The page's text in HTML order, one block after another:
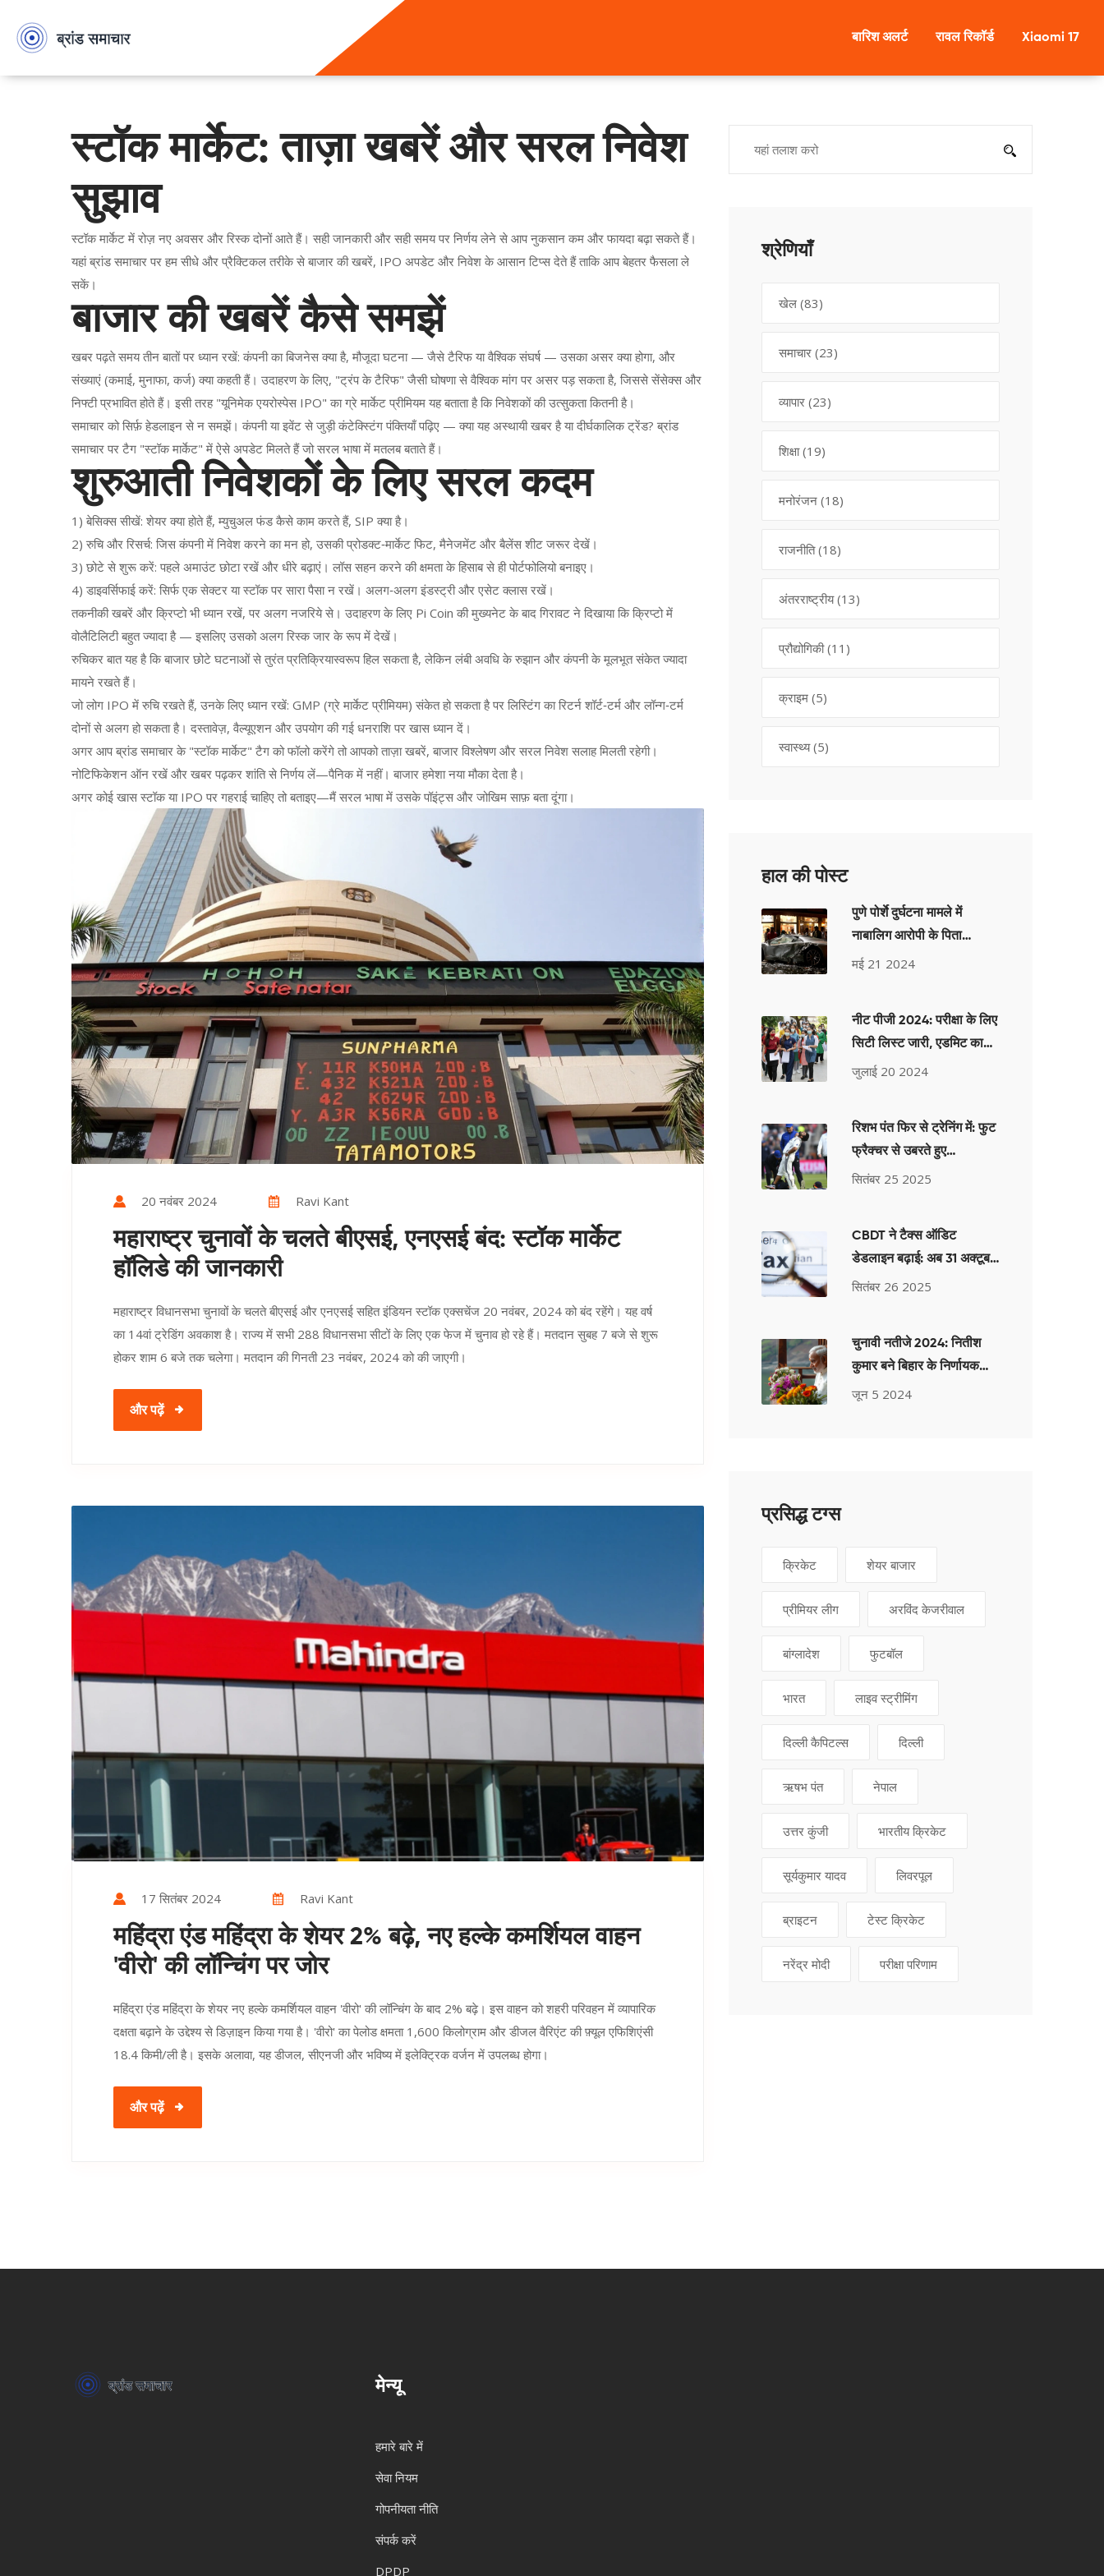
बारिश अलर्ट रावल रिकॉर्ड Xiaomi 17
स्टॉक मार्केट: ताज़ा खबरें और सरल निवेश
सुझाव
स्टॉक मार्केट में रोज़ नए अवसर और रिस्क दोनों आते हैं। सही जानकारी और सही समय पर निर्णय लेने से आप नुकसान कम और फायदा बढ़ा सकते हैं।
यहां ब्रांड समाचार पर हम सीधे और प्रैक्टिकल तरीके से बाजार की खबरें, IPO अपडेट और निवेश के आसान टिप्स देते हैं ताकि आप बेहतर फैसला ले
सकें।
बाजार की खबरें कैसे समझें
खबर पढ़ते समय तीन बातों पर ध्यान रखें: कंपनी का बिजनेस क्या है, मौजूदा घटना — जैसे टैरिफ या वैश्विक संघर्ष — उसका असर क्या होगा, और
संख्याएं (कमाई, मुनाफा, कर्ज) क्या कहती हैं। उदाहरण के लिए, "ट्रंप के टैरिफ" जैसी घोषणा से वैश्विक मांग पर असर पड़ सकता है, जिससे सेंसेक्स और
निफ्टी प्रभावित होते हैं। इसी तरह "यूनिमेक एयरोस्पेस IPO" का ग्रे मार्केट प्रीमियम यह बताता है कि निवेशकों की उत्सुकता कितनी है।
समाचार को सिर्फ़ हेडलाइन से न समझें। कंपनी या इवेंट से जुड़ी कंटेक्स्टिंग पंक्तियाँ पढ़िए — क्या यह अस्थायी खबर है या दीर्घकालिक ट्रेंड? ब्रांड
समाचार पर टैग "स्टॉक मार्केट" में ऐसे अपडेट मिलते हैं जो सरल भाषा में मतलब बताते हैं।
शुरुआती निवेशकों के लिए सरल कदम
1) बेसिक्स सीखें: शेयर क्या होते हैं, म्युचुअल फंड कैसे काम करते हैं, SIP क्या है।
2) रुचि और रिसर्च: जिस कंपनी में निवेश करने का मन हो, उसकी प्रोडक्ट‑मार्केट फिट, मैनेजमेंट और बैलेंस शीट जरूर देखें।
3) छोटे से शुरू करें: पहले अमाउंट छोटा रखें और धीरे बढ़ाएं। लॉस सहन करने की क्षमता के हिसाब से ही पोर्टफोलियो बनाइए।
4) डाइवर्सिफाई करें: सिर्फ एक सेक्टर या स्टॉक पर सारा पैसा न रखें। अलग‑अलग इंडस्ट्री और एसेट क्लास रखें।
तकनीकी खबरें और क्रिप्टो भी ध्यान रखें, पर अलग नजरिये से। उदाहरण के लिए Pi Coin की मुख्यनेट के बाद गिरावट ने दिखाया कि क्रिप्टो में
वोलैटिलिटी बहुत ज्यादा है — इसलिए उसको अलग रिस्क जार के रूप में देखें।
रुचिकर बात यह है कि बाजार छोटे घटनाओं से तुरंत प्रतिक्रियास्वरूप हिल सकता है, लेकिन लंबी अवधि के रुझान और कंपनी के मूलभूत संकेत ज्यादा
मायने रखते हैं।
जो लोग IPO में रुचि रखते हैं, उनके लिए ध्यान रखें: GMP (ग्रे मार्केट प्रीमियम) संकेत हो सकता है पर लिस्टिंग का रिटर्न शॉर्ट‑टर्म और लॉन्ग‑टर्म
दोनों से अलग हो सकता है। दस्तावेज़, वैल्यूएशन और उपयोग की गई धनराशि पर खास ध्यान दें।
अगर आप ब्रांड समाचार के "स्टॉक मार्केट" टैग को फॉलो करेंगे तो आपको ताज़ा खबरें, बाजार विश्लेषण और सरल निवेश सलाह मिलती रहेगी।
नोटिफिकेशन ऑन रखें और खबर पढ़कर शांति से निर्णय लें—पैनिक में नहीं। बाजार हमेशा नया मौका देता है।
अगर कोई खास स्टॉक या IPO पर गहराई चाहिए तो बताइए—मैं सरल भाषा में उसके पॉइंट्स और जोखिम साफ़ बता दूंगा।
20 नवंबर 2024 Ravi Kant
महाराष्ट्र चुनावों के चलते बीएसई, एनएसई बंद: स्टॉक मार्केट
हॉलिडे की जानकारी
महाराष्ट्र विधानसभा चुनावों के चलते बीएसई और एनएसई सहित इंडियन स्टॉक एक्सचेंज 20 नवंबर, 2024 को बंद रहेंगे। यह वर्ष
का 14वां ट्रेडिंग अवकाश है। राज्य में सभी 288 विधानसभा सीटों के लिए एक फेज में चुनाव हो रहे हैं। मतदान सुबह 7 बजे से शुरू
होकर शाम 6 बजे तक चलेगा। मतदान की गिनती 23 नवंबर, 2024 को की जाएगी।
और पढ़ें
17 सितंबर 2024 Ravi Kant
महिंद्रा एंड महिंद्रा के शेयर 2% बढ़े, नए हल्के कमर्शियल वाहन
'वीरो' की लॉन्चिंग पर जोर
महिंद्रा एंड महिंद्रा के शेयर नए हल्के कमर्शियल वाहन 'वीरो' की लॉन्चिंग के बाद 2% बढ़े। इस वाहन को शहरी परिवहन में व्यापारिक
दक्षता बढ़ाने के उद्देश्य से डिज़ाइन किया गया है। 'वीरो' का पेलोड क्षमता 1,600 किलोग्राम और डीजल वैरिएंट की फ़्यूल एफिशिएंसी
18.4 किमी/ली है। इसके अलावा, यह डीजल, सीएनजी और भविष्य में इलेक्ट्रिक वर्जन में उपलब्ध होगा।
और पढ़ें
श्रेणियाँ
खेल (83)
समाचार (23)
व्यापार (23)
शिक्षा(19)
मनोरंजन (18)
राजनीति(18)
अंतरराष्ट्रीय(13)
प्रौद्योगिकी(11)
क्राइम (5)
स्वास्थ्य(5)
हाल की पोस्ट
पुणे पोर्शे दुर्घटना मामले में
नाबालिग आरोपी के पिता
गिरफ्तार; पुलिस नाबालिग को
मई 21 2024
नीट पीजी 2024: परीक्षा के लिए
सिटी लिस्ट जारी, एडमिट कार्ड
कैसे डाउनलोड करें
जुलाई 20 2024
रिशभ पंत फिर से ट्रेनिंग में: फुट
फ्रैक्चर से उबरते हुए
बीसीसीआई सेंटर ऑफ एक्सीलेंस
सितंबर 25 2025
CBDT ने टैक्स ऑडिट
डेडलाइन बढ़ाई: अब 31 अक्टूबर
2025 तक
सितंबर 26 2025
चुनावी नतीजे 2024: नितीश
कुमार बने बिहार के निर्णायक
राजा
जून 5 2024
प्रसिद्ध टग्स
क्रिकेट शेयर बाजार
प्रीमियर लीग अरविंद केजरीवाल
बांग्लादेश फुटबॉल
भारत लाइव स्ट्रीमिंग
दिल्ली कैपिटल्स दिल्ली
ऋषभ पंत नेपाल
उत्तर कुंजी भारतीय क्रिकेट
सूर्यकुमार यादव लिवरपूल
ब्राइटन टेस्ट क्रिकेट
नरेंद्र मोदी परीक्षा परिणाम
मेन्यू
हमारे बारे में
सेवा नियम
गोपनीयता नीति
संपर्क करें
DPDP